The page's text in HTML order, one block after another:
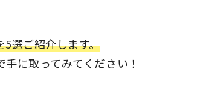
選ご紹介します。
に取ってみてください！